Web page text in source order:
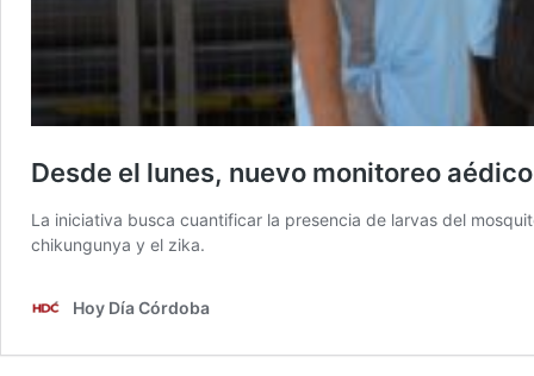
Desde el lunes, nuevo monitoreo
La iniciativa busca cuantificar la presencia de larvas del
chikungunya y el zika.
Hoy Día Córdoba